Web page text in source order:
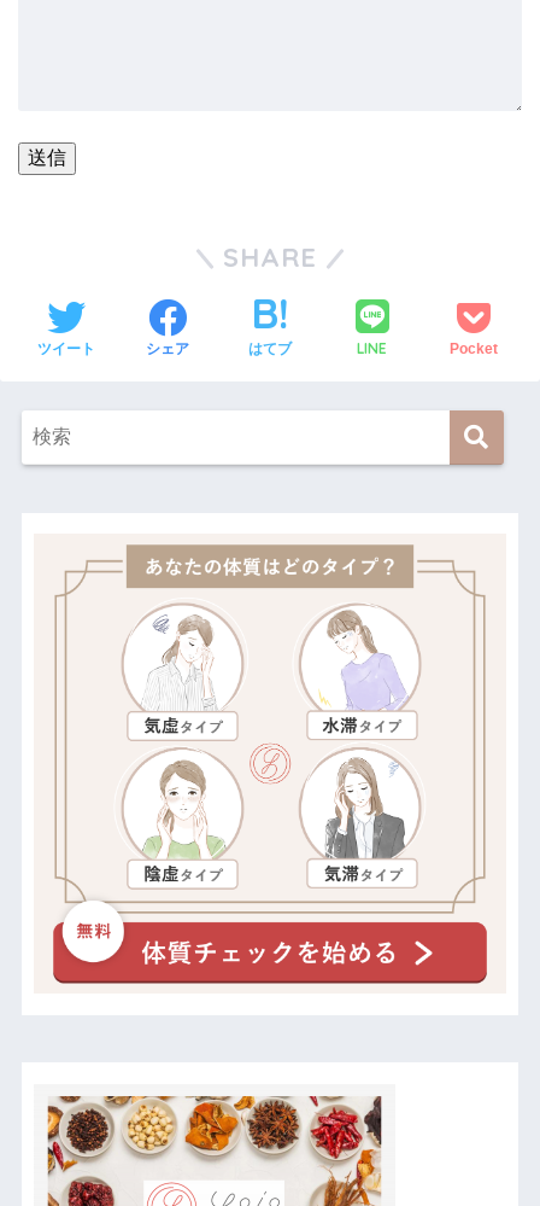
SHARE
ツイート シェア はてブ LINE Pocket